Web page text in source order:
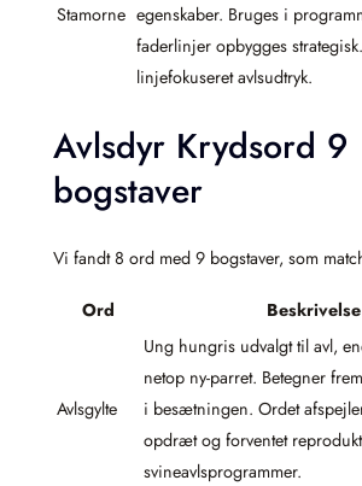
Stamorne egenskaber. Bruges i
faderlinjer opbygges
linjefokuseret avlsudtryk.
Avlsdyr Krydsord 9
bogstaver
Vi fandt 8 ord med 9 bogstaver, som
Ord Beskrivelse
Avlsgylte
Ung hungris udvalgt til avl,
netop ny-parret. Betegner
i besætningen. Ordet
opdræt og forventet
svineavlsprogrammer.